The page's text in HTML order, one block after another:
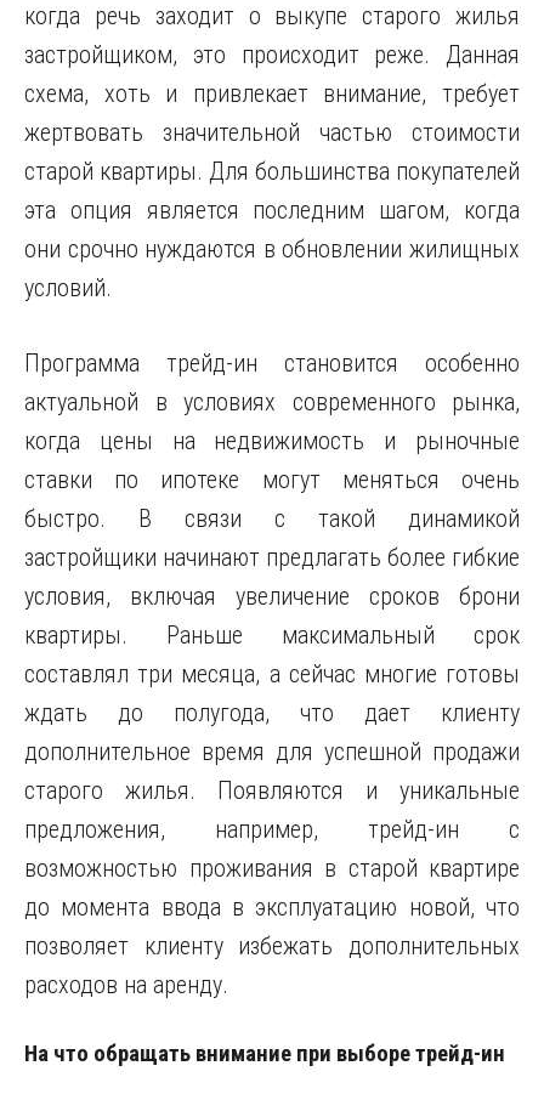
когда речь заходит о выкупе старого жилья
застройщиком, это происходит реже. Данная
схема, хоть и привлекает внимание, требует
жертвовать значительной частью стоимости
старой квартиры. Для большинства покупателей
эта опция является последним шагом, когда
они срочно нуждаются в обновлении жилищных
условий.
Программа трейд-ин становится особенно
актуальной в условиях современного рынка,
когда цены на недвижимость и рыночные
ставки по ипотеке могут меняться очень
быстро. В связи с такой динамикой
застройщики начинают предлагать более гибкие
условия, включая увеличение сроков брони
квартиры. Раньше максимальный срок
составлял три месяца, а сейчас многие готовы
ждать до полугода, что дает клиенту
дополнительное время для успешной продажи
старого жилья. Появляются и уникальные
предложения, например, трейд-ин с
возможностью проживания в старой квартире
до момента ввода в эксплуатацию новой, что
позволяет клиенту избежать дополнительных
расходов на аренду.
На что обращать внимание при выборе трейд-ин